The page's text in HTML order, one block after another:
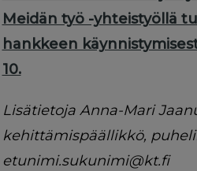
Meidän työ -yhteistyöllä
hankkeen
10.
Lisätietoja Anna-Mari
kehittämispäällikkö,
etunimi.sukunimi@kt.fi